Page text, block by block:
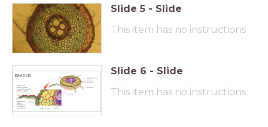
Slide 5 - Slide
This item has no instructions
BINAS 91B Slide 6 - Slide
This item has no instructions